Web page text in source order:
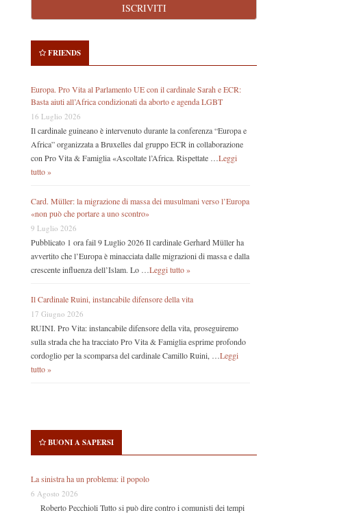
FRIENDS
Europa. Pro Vita al Parlamento UE con il cardinale Sarah e ECR:
Basta aiuti all’Africa condizionati da aborto e agenda LGBT
16 Luglio 2026
Il cardinale guineano è intervenuto durante la conferenza “Europa e
Africa” organizzata a Bruxelles dal gruppo ECR in collaborazione
con Pro Vita & Famiglia «Ascoltate l’Africa. Rispettate … Leggi
tutto »
Card. Müller: la migrazione di massa dei musulmani verso l’Europa
«non può che portare a uno scontro»
9 Luglio 2026
Pubblicato 1 ora fail 9 Luglio 2026 Il cardinale Gerhard Müller ha
avvertito che l’Europa è minacciata dalle migrazioni di massa e dalla
crescente influenza dell’Islam. Lo … Leggi tutto »
Il Cardinale Ruini, instancabile difensore della vita
17 Giugno 2026
RUINI. Pro Vita: instancabile difensore della vita, proseguiremo
sulla strada che ha tracciato Pro Vita & Famiglia esprime profondo
cordoglio per la scomparsa del cardinale Camillo Ruini, … Leggi
tutto »
BUONI A SAPERSI
La sinistra ha un problema: il popolo
6 Agosto 2026
Roberto Pecchioli Tutto si può dire contro i comunisti dei tempi